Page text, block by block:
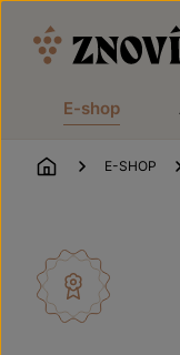
E-shop
ÚVOD
E-SHOP